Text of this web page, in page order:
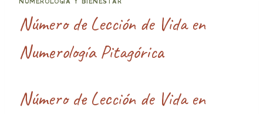
Número de Lección de Vida en
Numerología Pitagórica
Número de Lección de Vida en